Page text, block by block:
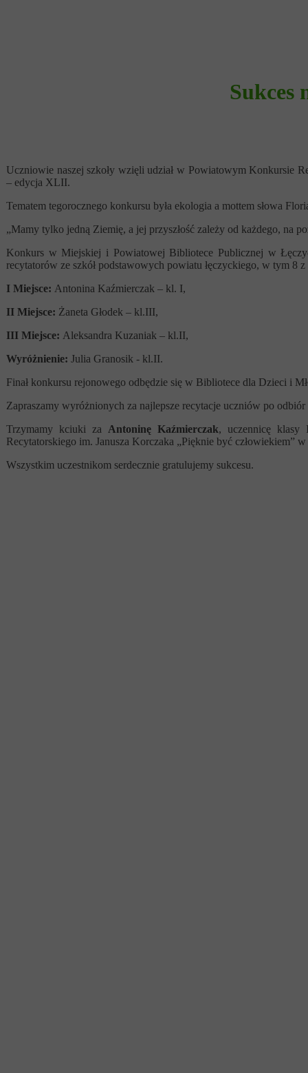
Uczniowie naszej szkoły wzięli udział w Powiatowym Konkursie
– edycja XLII.
Tematem tegorocznego konkursu była ekologia a mottem słowa
„Mamy tylko jedną Ziemię, a jej przyszłość zależy od każdego, na
Konkurs w Miejskiej i Powiatowej Bibliotece Publicznej w
recytatorów ze szkół podstawowych powiatu łęczyckiego, w tym 8
I Miejsce: Antonina Kaźmierczak – kl. I,
II Miejsce: Żaneta Głodek – kl.III,
III Miejsce: Aleksandra Kuzaniak – kl.II,
Wyróżnienie: Julia Granosik - kl.II.
Finał konkursu rejonowego odbędzie się w Bibliotece dla Dzieci i
Zapraszamy wyróżnionych za najlepsze recytacje uczniów po
Trzymamy kciuki za Antoninę Kaźmierczak, uczennicę klasy
Recytatorskiego im. Janusza Korczaka „Pięknie być człowiekiem”
Wszystkim uczestnikom serdecznie gratulujemy sukcesu.
Sukces